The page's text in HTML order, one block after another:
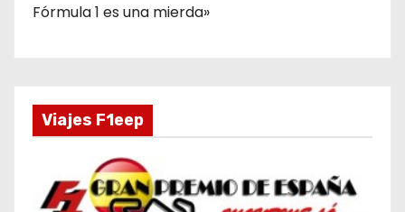
Fórmula 1 es una mierda»
Viajes F1eep